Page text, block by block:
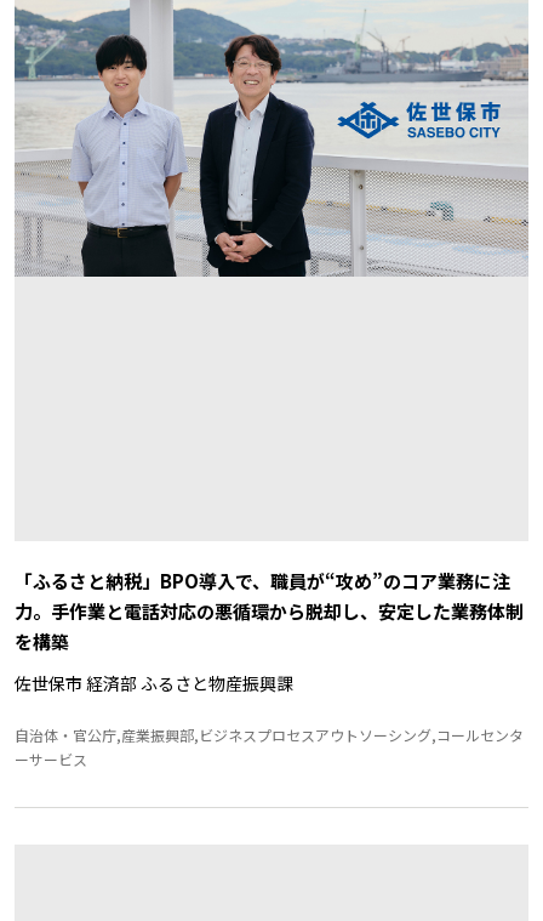
「ふるさと納税」BPO導入で、職員が“攻め”のコア業務に注
力。手作業と電話対応の悪循環から脱却し、安定した業務体制
を構築
佐世保市 経済部 ふるさと物産振興課
自治体・官公庁,産業振興部,ビジネスプロセスアウトソーシング,コールセンタ
ーサービス